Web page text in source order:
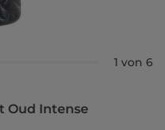
1 von 6
Oud Intense